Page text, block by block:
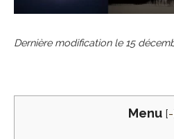
Dernière modification le 15
Menu [-